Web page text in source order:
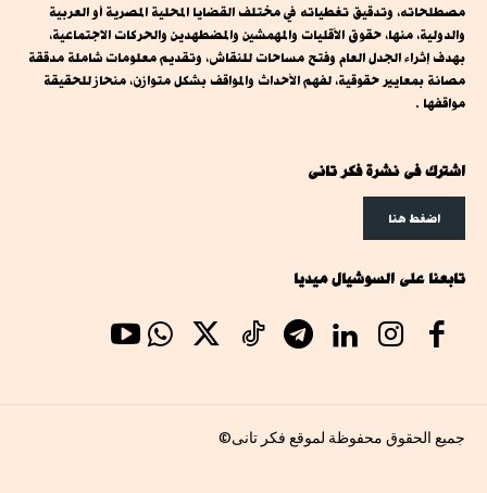
مصطلحاته، وتدقيق تغطياته في مختلف القضايا المحلية المصرية أو العربية
والدولية، منها، حقوق الأقليات والمهمشين والمضطهدين والحركات الاجتماعية،
بهدف إثراء الجدل العام وفتح مساحات للنقاش، وتقديم معلومات شاملة مدققة
مصانة بمعايير حقوقية، لفهم الأحداث والمواقف بشكل متوازن، منحاز للحقيقة
مواقفها .
اشترك فى نشرة فكر تانى
اضغط هنا
تابعنا على السوشيال ميديا
جميع الحقوق محفوظة لموقع فكر تانى©